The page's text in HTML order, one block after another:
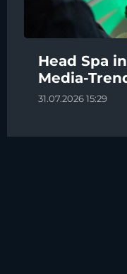
Head Spa
Media-
31.07.2026 15:29